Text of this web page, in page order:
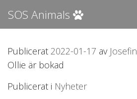
SOS Animals
Publicerat 2022-01-17 av Josefin
Ollie är bokad
Publicerat i Nyheter